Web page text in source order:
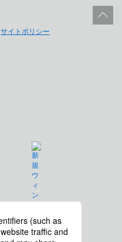
サイトポリシー